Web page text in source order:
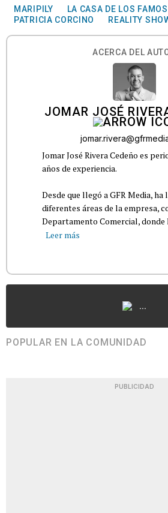
MARIPILY
LA CASA DE LOS
PATRICIA CORCINO
REALITY
ACERCA DEL
JOMAR JOSÉ
Jomar José Rivera Cedeño es
años de experiencia.
Desde que llegó a GFR Media, ha
diferentes áreas de la empresa,
Departamento Comercial, donde
Leer más
...
POPULAR EN LA COMUNIDAD
PUBLICIDAD